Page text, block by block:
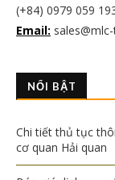
(+84) 0979 059
Email:
NỔI BẬT
Chi tiết thủ tục
cơ quan Hải quan